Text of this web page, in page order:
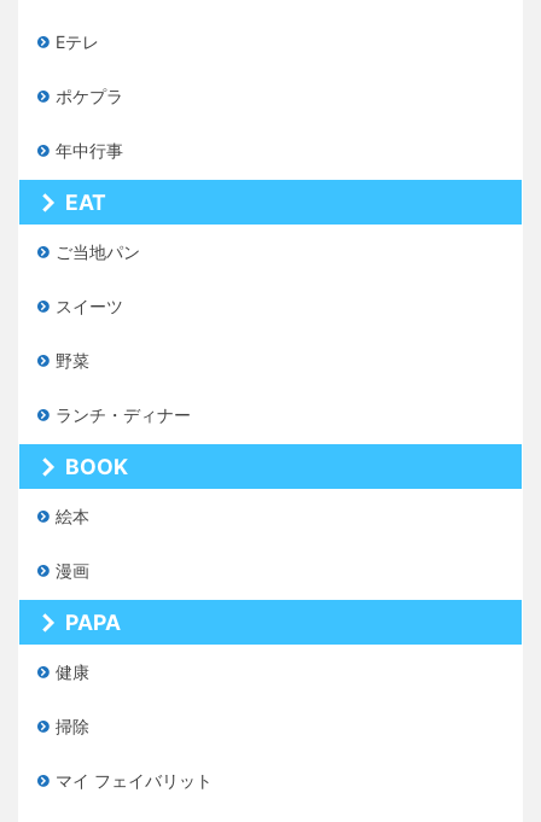
Eテレ
ポケプラ
年中行事
EAT
ご当地パン
スイーツ
野菜
ランチ・ディナー
BOOK
絵本
漫画
PAPA
健康
掃除
マイ フェイバリット